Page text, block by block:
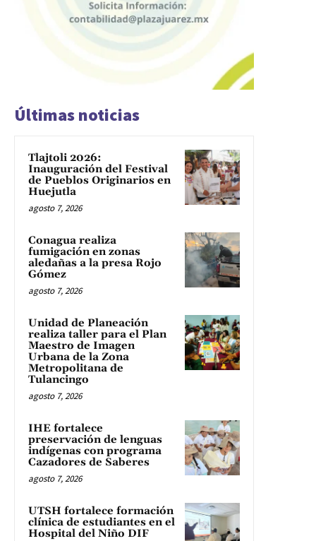
Últimas noticias
Tlajtoli 2026:
Inauguración del Festival
de Pueblos Originarios en
Huejutla
agosto 7, 2026
Conagua realiza
fumigación en zonas
aledañas a la presa Rojo
Gómez
agosto 7, 2026
Unidad de Planeación
realiza taller para el Plan
Maestro de Imagen
Urbana de la Zona
Metropolitana de
Tulancingo
agosto 7, 2026
IHE fortalece
preservación de lenguas
indígenas con programa
Cazadores de Saberes
agosto 7, 2026
UTSH fortalece formación
clínica de estudiantes en el
Hospital del Niño DIF